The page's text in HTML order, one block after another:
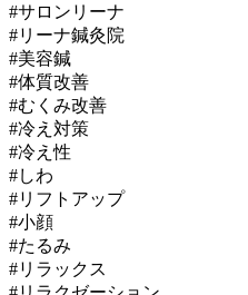
#サロンリーナ
#リーナ鍼灸院
#美容鍼
#体質改善
#むくみ改善
#冷え対策
#冷え性
#しわ
#リフトアップ
#小顔
#たるみ
#リラックス